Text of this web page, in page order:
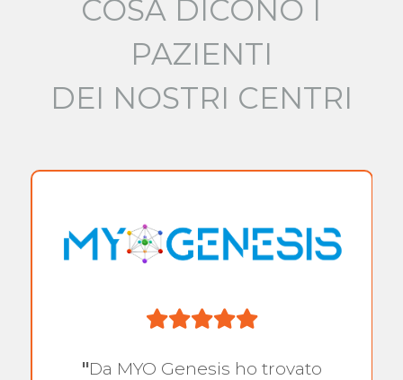
COSA DICONO I
PAZIENTI
DEI NOSTRI CENTRI
"Da MYO Genesis ho trovato